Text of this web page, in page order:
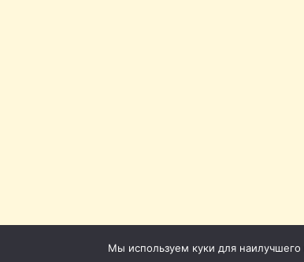
Мы используем куки для наилучшего